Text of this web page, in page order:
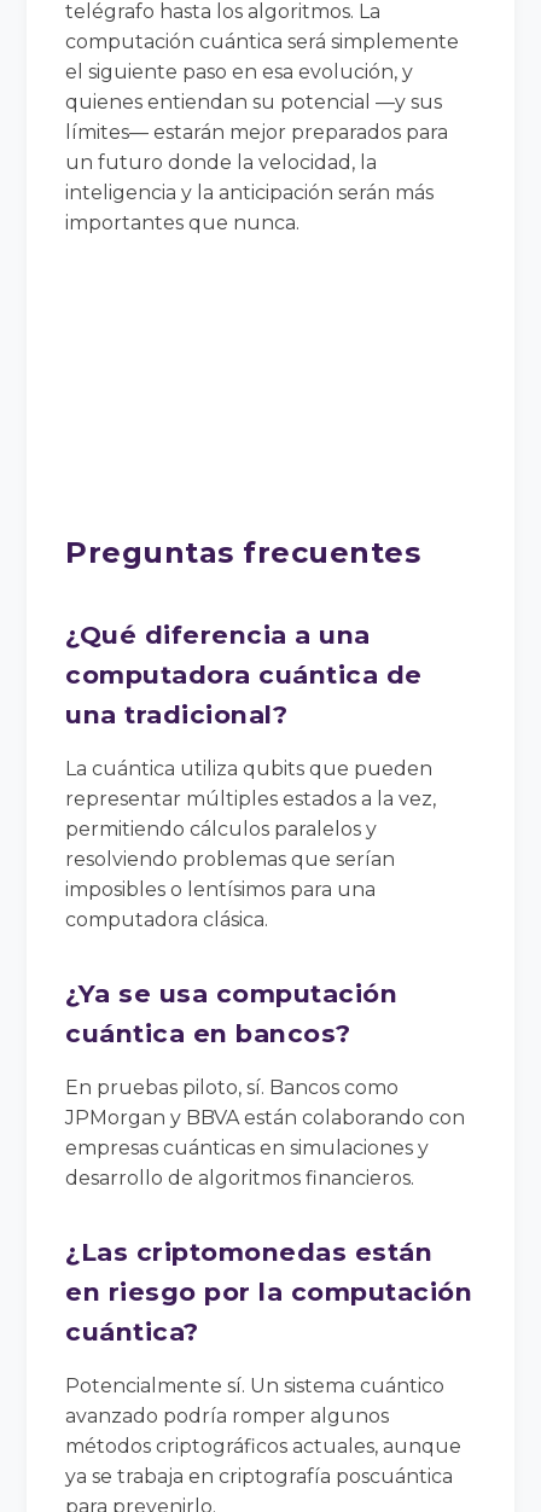
telégrafo hasta los algoritmos. La
computación cuántica será simplemente
el siguiente paso en esa evolución, y
quienes entiendan su potencial —y sus
límites— estarán mejor preparados para
un futuro donde la velocidad, la
inteligencia y la anticipación serán más
importantes que nunca.
Preguntas frecuentes
¿Qué diferencia a una
computadora cuántica de
una tradicional?
La cuántica utiliza qubits que pueden
representar múltiples estados a la vez,
permitiendo cálculos paralelos y
resolviendo problemas que serían
imposibles o lentísimos para una
computadora clásica.
¿Ya se usa computación
cuántica en bancos?
En pruebas piloto, sí. Bancos como
JPMorgan y BBVA están colaborando con
empresas cuánticas en simulaciones y
desarrollo de algoritmos financieros.
¿Las criptomonedas están
en riesgo por la computación
cuántica?
Potencialmente sí. Un sistema cuántico
avanzado podría romper algunos
métodos criptográficos actuales, aunque
ya se trabaja en criptografía poscuántica
para prevenirlo.